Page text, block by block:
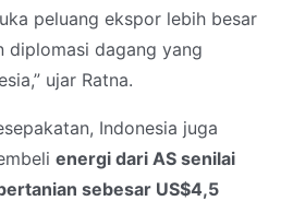
peluang ekspor lebih besar
diplomasi dagang yang
ujar Ratna.
Indonesia juga
energi dari AS senilai
sebesar US$4,5